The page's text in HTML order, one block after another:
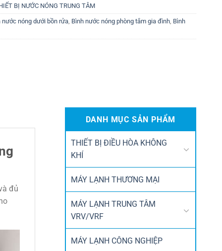
BỊ NƯỚC NÓNG TRUNG TÂM
nước nóng dưới bồn rửa, Bình nước nóng phòng tắm gia đình, Bình
đủ
DANH MỤC SẢN PHẨM
THIẾT BỊ ĐIỀU HÒA KHÔNG
KHÍ
MÁY LẠNH THƯƠNG MẠI
MÁY LẠNH TRUNG TÂM
VRV/VRF
MÁY LẠNH CÔNG NGHIỆP